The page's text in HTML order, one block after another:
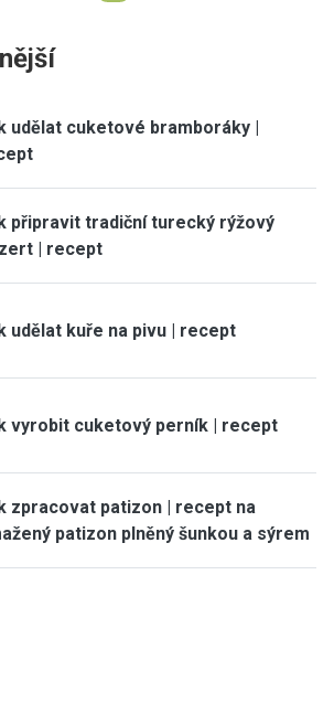
udělat cuketové bramboráky |
připravit tradiční turecký rýžový
| recept
udělat kuře na pivu | recept
vyrobit cuketový perník | recept
zpracovat patizon | recept na
patizon plněný šunkou a sýrem